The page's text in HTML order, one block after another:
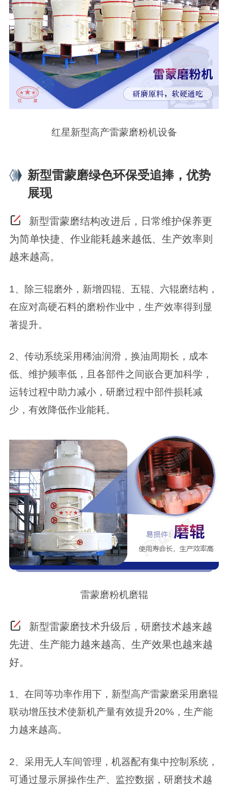
红星新型高产雷蒙磨粉机设备
新型雷蒙磨绿色环保受追捧，优势
展现
新型雷蒙磨结构改进后，日常维护保养更
为简单快捷、作业能耗越来越低、生产效率则
越来越高。
1、除三辊磨外，新增四辊、五辊、六辊磨结构，
在应对高硬石料的磨粉作业中，生产效率得到显
著提升。
2、传动系统采用稀油润滑，换油周期长，成本
低、维护频率低，且各部件之间嵌合更加科学，
运转过程中助力减小，研磨过程中部件损耗减
少，有效降低作业能耗。
雷蒙磨粉机磨辊
新型雷蒙磨技术升级后，研磨技术越来越
先进、生产能力越来越高、生产效果也越来越
好。
1、在同等功率作用下，新型高产雷蒙磨采用磨辊
联动增压技术使新机产量有效提升20%，生产能
力越来越高。
2、采用无人车间管理，机器配有集中控制系统，
可通过显示屏操作生产、监控数据，研磨技术越